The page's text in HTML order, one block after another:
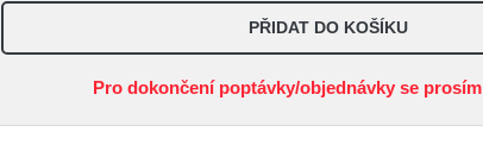
PŘIDAT DO KOŠÍKU
Pro dokončení poptávky/objednávky se prosím